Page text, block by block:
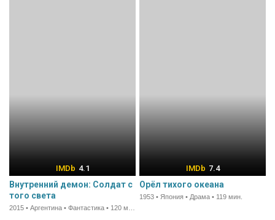
4.1
Внутренний демон: Солдат с
того света
7.4
Орёл тихого океана
1953 • Япония • Драма • 119 мин.